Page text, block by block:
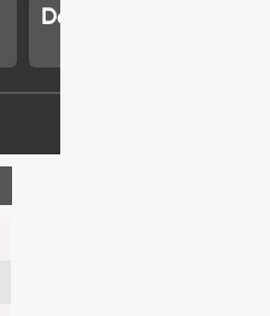
Delaware Park ABD